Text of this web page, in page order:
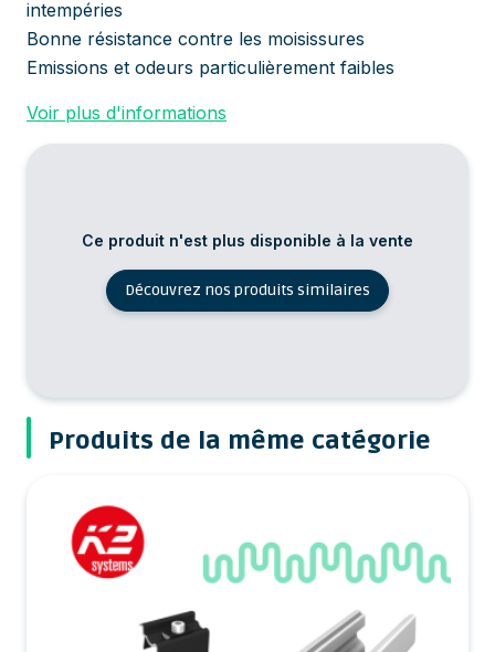
intempéries
Bonne résistance contre les moisissures
Emissions et odeurs particulièrement faibles
Voir plus d'informations
Ce produit n'est plus disponible à la vente
Découvrez nos produits similaires
Produits de la même catégorie